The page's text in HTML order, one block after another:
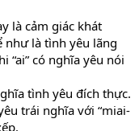
là cảm giác khát
như là tình yêu lãng
“ai” có nghĩa yêu nói
tình yêu đích thực.
trái nghĩa với “miai-